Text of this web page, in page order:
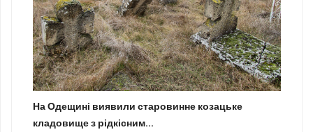
На Одещині виявили старовинне козацьке
кладовище з рідкісним...